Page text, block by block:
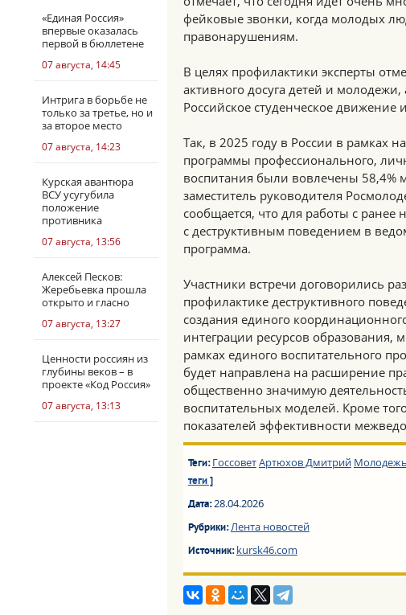
«Единая Россия»
впервые оказалась
первой в бюллетене
07 августа, 14:45
Интрига в борьбе не
только за третье, но и
за второе место
07 августа, 14:23
Курская авантюра
ВСУ усугубила
положение
противника
07 августа, 13:56
Алексей Песков:
Жеребьевка прошла
открыто и гласно
07 августа, 13:27
Ценности россиян из
глубины веков – в
проекте «Код Россия»
07 августа, 13:13
фейковые звонки, когда молодых
правонарушениям.
В целях профилактики эксперты
активного досуга детей и
Российское студенческое
Так, в 2025 году в России в рамках
программы профессионального,
воспитания были вовлечены 58,4%
заместитель руководителя
сообщается, что для работы с
с деструктивным поведением в
программа.
Участники встречи договорились
профилактике деструктивного
создания единого
интеграции ресурсов
рамках единого воспитательного
будет направлена на расширение
общественно значимую
воспитательных моделей. Кроме
показателей эффективности
Теги: ГоссоветАртюхов Дмитрий Молодежь
теги ]
Дата:28.04.2026
Рубрики:Лента новостей
Источник:kursk46.com